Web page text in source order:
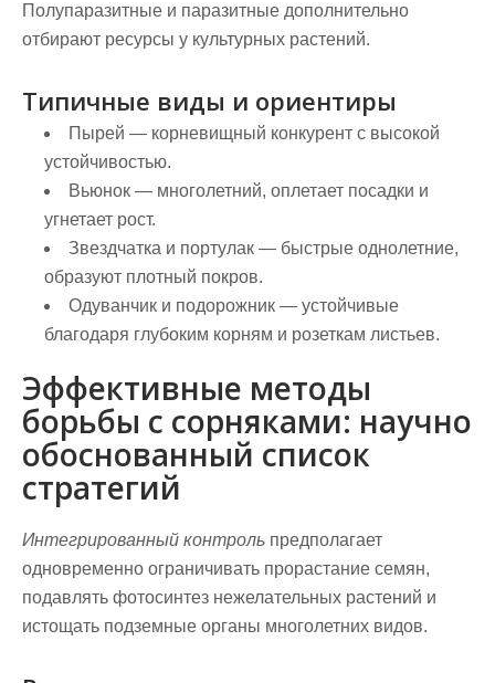
Полупаразитные и паразитные дополнительно
отбирают ресурсы у культурных растений.
Типичные виды и ориентиры
Пырей — корневищный конкурент с высокой
устойчивостью.
Вьюнок — многолетний, оплетает посадки и
угнетает рост.
Звездчатка и портулак — быстрые однолетние,
образуют плотный покров.
Одуванчик и подорожник — устойчивые
благодаря глубоким корням и розеткам листьев.
Эффективные методы
борьбы с сорняками: научно
обоснованный список
стратегий
Интегрированный контроль предполагает
одновременно ограничивать прорастание семян,
подавлять фотосинтез нежелательных растений и
истощать подземные органы многолетних видов.